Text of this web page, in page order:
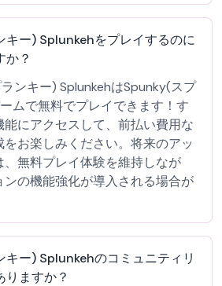
キー) Splunkehをプレイするのに
か？
ンキー) SplunkehはSpunky(スプ
ムで無料でプレイできます！す
能にアクセスして、前払い費用な
をお楽しみください。将来のアッ
、無料プレイ体験を維持しなが
ンの機能強化が導入される場合が
ー) Splunkehのコミュニティリ
りますか？